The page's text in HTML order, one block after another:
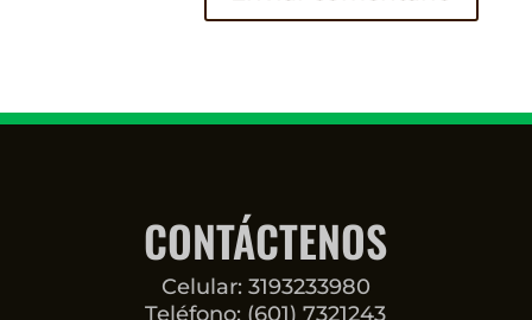
CONTÁCTENOS
Celular: 3193233980
Teléfono: (601) 7321243